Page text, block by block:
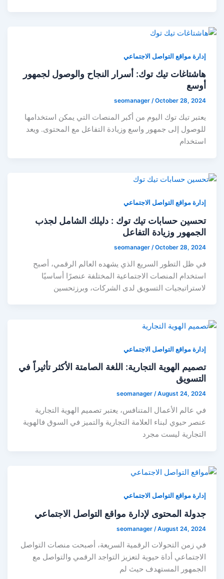
إدارة مواقع التواصل الاجتماعي
هاشتاغات تيك توك: أسرار النجاح والوصول لجمهور
أوسع
seomanager /October 28, 2024
يعتبر تيك توك اليوم من أكبر المنصات التي يمكن استخدامها
للوصول إلى جمهور واسع وزيادة التفاعل مع المحتوى. ويعد
استخدام
إدارة مواقع التواصل الاجتماعي
تحسين حسابات تيك توك : دليلك الشامل لجذب
الجمهور وزيادة التفاعل
seomanager /October 28, 2024
في ظل التطور السريع الذي يشهده العالم الرقمي، أصبح
استخدام المنصات الاجتماعية المختلفة عنصرًا أساسيًا
لاستراتيجيات التسويق لدى الشركات، وبرزتحسين
إدارة مواقع التواصل الاجتماعي
تصميم الهوية التجارية: اللغة الصامتة الأكثر تأثيراً في
التسويق
seomanager /August 24, 2024
في عالم الأعمال المتنافس، يعتبر تصميم الهوية التجارية
عنصر حيوي لبناء العلامة التجارية والتميز في السوق فالهوية
التجارية ليست مجرد
إدارة مواقع التواصل الاجتماعي
جدولة المحتوى لإدارة مواقع التواصل الاجتماعي
seomanager /August 24, 2024
في زمن التحولات الرقمية السريعة، أصبحت منصات التواصل
الاجتماعي أداة حيوية لتعزيز التواجد الرقمي والتواصل مع
الجمهور المستهدف حيث لم